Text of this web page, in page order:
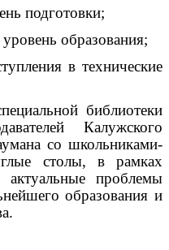
подготовки;
образования;
в технические
библиотеки
Калужского
со школьниками-
столы, в рамках
проблемы
образования и